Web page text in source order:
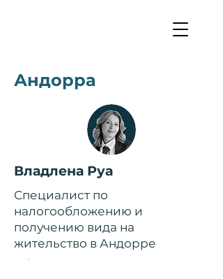
Андорра
Владлена Руа
Специалист по
налогообложению и
получению вида на
жительство в Андорре